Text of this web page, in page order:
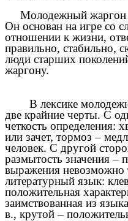
Молодежный жаргон
Он основан на игре со
отношении к жизни,
правильно, стабильно,
люди старших
жаргону.
В лексике
две крайние черты. С
четкость определения:
или зачет, тормоз –
человек. С другой
размытость значения –
выражения невозможно
литературный язык:
положительная
заимствованная из
в., крутой –